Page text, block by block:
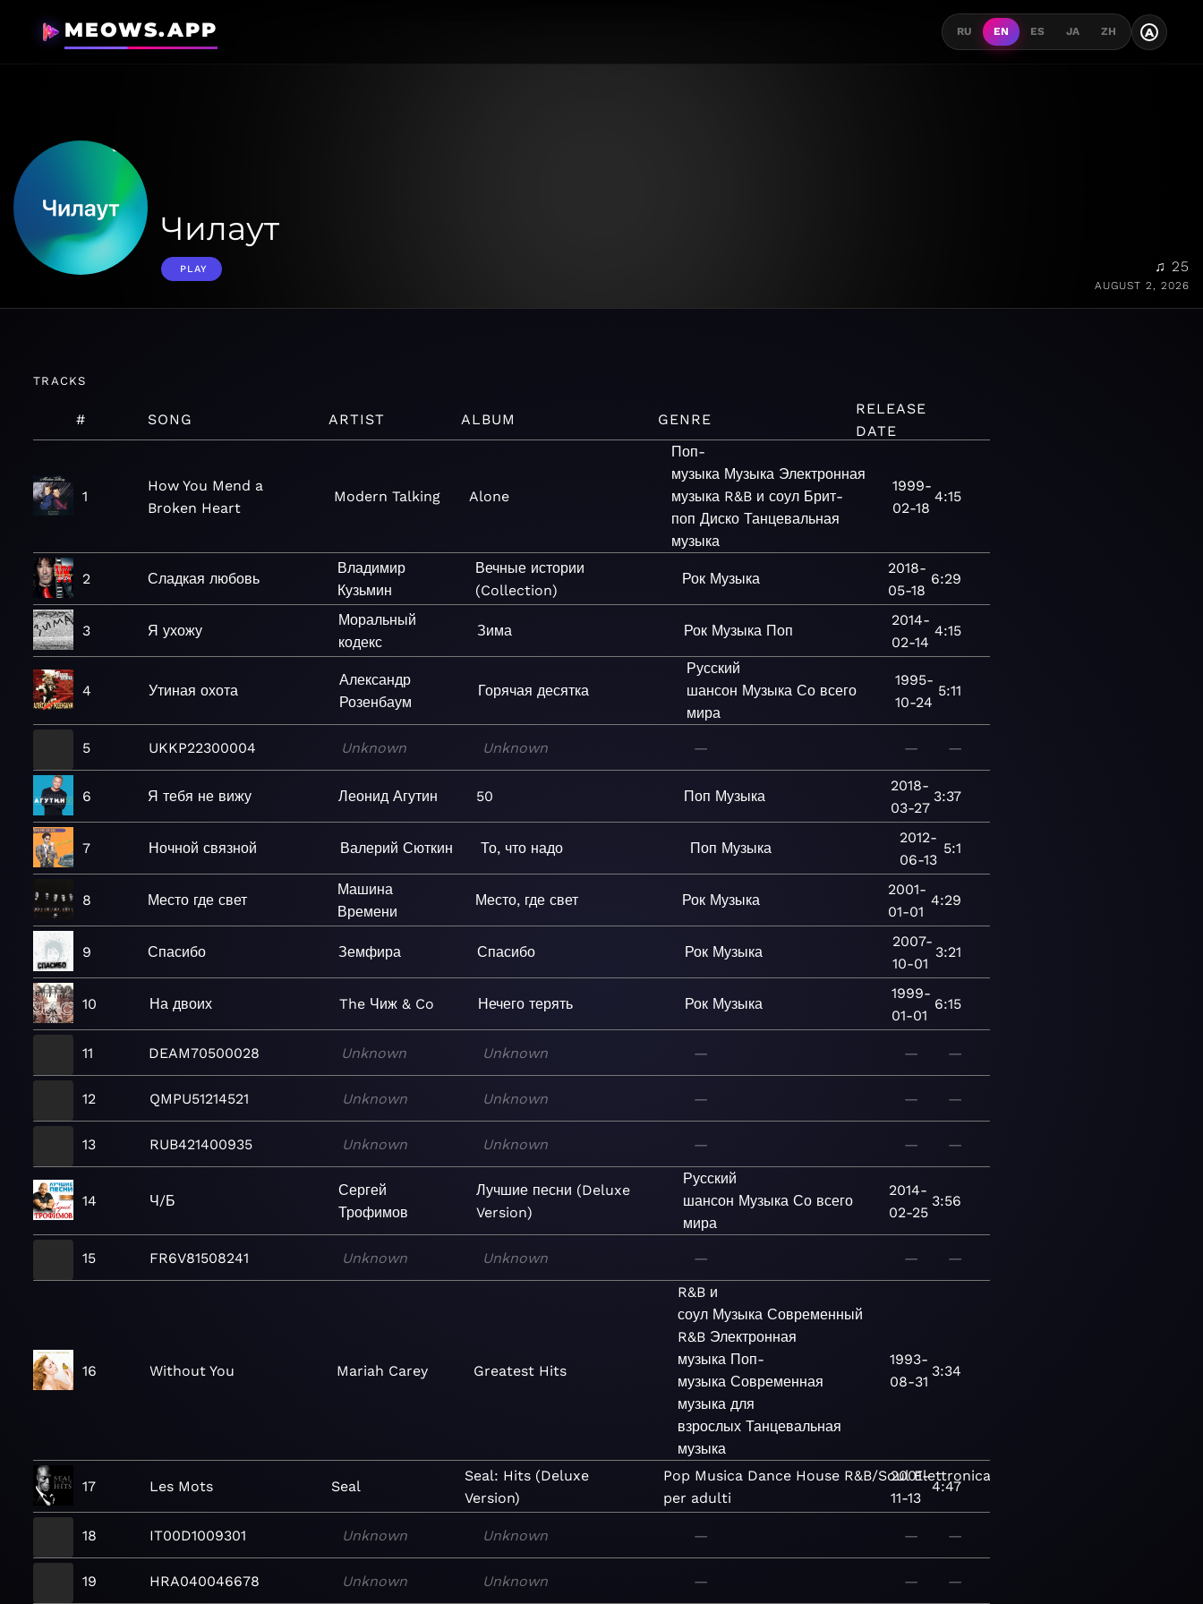
MEOWS.APP RU EN ES JA ZH A
Чилаут
PLAY ♫ 25
AUGUST 2, 2026
TRACKS
# SONG ARTIST ALBUM GENRE
RELEASE
DATE
1
How You Mend a
Broken Heart
Modern Talking Alone
Поп-
музыка Музыка Электронная
музыка R&B и соул Брит-
поп Диско Танцевальная
музыка
1999-
02-18
4:15
2 Сладкая любовь
Владимир
Кузьмин
Вечные истории
(Collection)
Рок Музыка
2018-
05-18
6:29
3 Я ухожу
Моральный
кодекс
Зима Рок Музыка Поп
2014-
02-14
4:15
4 Утиная охота
Александр
Розенбаум
Горячая десятка
Русский
шансон Музыка Со всего
мира
1995-
10-24
5:11
5 UKKP22300004 Unknown Unknown — — —
6 Я тебя не вижу Леонид Агутин 50 Поп Музыка
2018-
03-27
3:37
7 Ночной связной Валерий Сюткин То, что надо Поп Музыка
2012-
06-13
5:1
8 Место где свет
Машина
Времени
Место, где свет Рок Музыка
2001-
01-01
4:29
9 Спасибо Земфира Спасибо Рок Музыка
2007-
10-01
3:21
10 На двоих The Чиж & Co Нечего терять Рок Музыка
1999-
01-01
6:15
11 DEAM70500028 Unknown Unknown — — —
12 QMPU51214521 Unknown Unknown — — —
13 RUB421400935 Unknown Unknown — — —
14 Ч/Б
Сергей
Трофимов
Лучшие песни (Deluxe
Version)
Русский
шансон Музыка Со всего
мира
2014-
02-25
3:56
15 FR6V81508241 Unknown Unknown — — —
16 Without You Mariah Carey Greatest Hits
R&B и
соул Музыка Современный
R&B Электронная
музыка Поп-
музыка Современная
музыка для
взрослых Танцевальная
музыка
1993-
08-31
3:34
17 Les Mots Seal
Seal: Hits (Deluxe
Version)
Pop Musica Dance House R&B/Soul Elettronica
per adulti
2001-
11-13
4:47
18 IT00D1009301 Unknown Unknown — — —
19 HRA040046678 Unknown Unknown — — —